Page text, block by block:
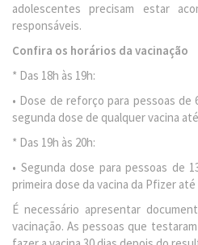
adolescentes precisam estar
responsáveis.
Confira os horários da vacinação
* Das 18h às 19h:
• Dose de reforço para pessoas de
segunda dose de qualquer vacina
* Das 19h às 20h:
• Segunda dose para pessoas de
primeira dose da vacina da Pfizer até
É necessário apresentar
vacinação. As pessoas que